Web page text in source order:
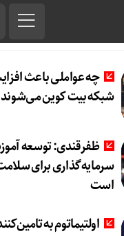
چه عواملی باعث
شبکه بیت کوین
ظفرقندی: توسعه
سرمایه‌گذاری برای
است
اولتیماتوم به